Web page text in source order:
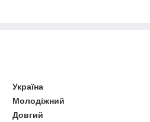
Україна
Молодіжний
Довгий